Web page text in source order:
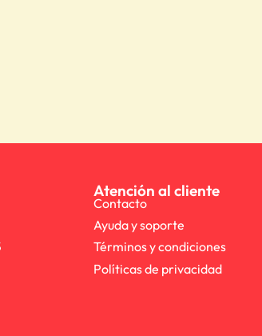
Atención al cliente
Contacto
Ayuda y soporte
Términos y condiciones
Políticas de privacidad